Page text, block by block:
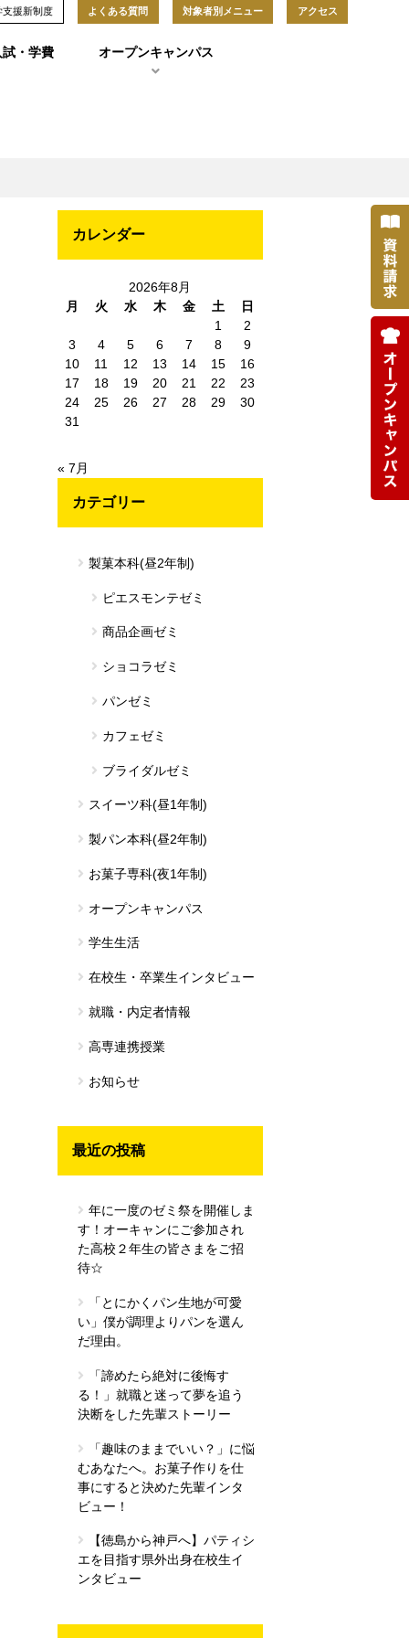
支援新制度 よくある質問 対象者別メニュー アクセス
・学費 オープンキャンパス
カレンダー
2026年8月
月
火 水 木 金 土
日
1
2
3
4 5 6 7 8
9
10
11 12 13 14 15
16
17
18 19 20 21 22
23
24
25 26 27 28 29
30
31
« 7月
カテゴリー
製菓本科(昼2年制)
ピエスモンテゼミ
商品企画ゼミ
ショコラゼミ
パンゼミ
カフェゼミ
ブライダルゼミ
スイーツ科(昼1年制)
製パン本科(昼2年制)
お菓子専科(夜1年制)
オープンキャンパス
学生生活
在校生・卒業生インタビュー
就職・内定者情報
高専連携授業
お知らせ
最近の投稿
年に一度のゼミ祭を開催しま
す！オーキャンにご参加され
た高校２年生の皆さまをご招
待☆
「とにかくパン生地が可愛
い」僕が調理よりパンを選ん
だ理由。
「諦めたら絶対に後悔す
る！」就職と迷って夢を追う
決断をした先輩ストーリー
「趣味のままでいい？」に悩
むあなたへ。お菓子作りを仕
事にすると決めた先輩インタ
ビュー！
【徳島から神戸へ】パティシ
エを目指す県外出身在校生イ
ンタビュー